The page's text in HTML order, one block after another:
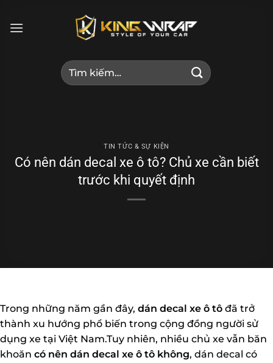
qua
Tìm
kiếm:
TIN TỨC & SỰ KIỆN
Có nên dán decal xe ô tô? Chủ xe cần biết
trước khi quyết định
Trong những năm gần đây, dán decal xe ô tô đã trở
thành xu hướng phổ biến trong cộng đồng người sử
dụng xe tại Việt Nam.Tuy nhiên, nhiều chủ xe vẫn băn
khoăn có nên dán decal xe ô tô không, dán decal có